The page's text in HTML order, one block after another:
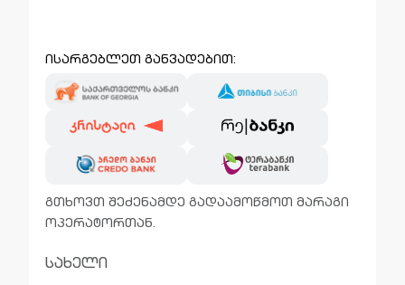
ისარგებლეთ განვადებით:
გთხოვთ შეძენამდე გადაამოწმოთ მარაგი
ოპერატორთან.
სახელი